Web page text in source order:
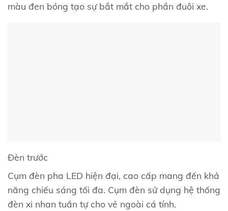
màu đen bóng tạo sự bắt mắt cho phần đuôi xe.
Đèn trước
Cụm đèn pha LED hiện đại, cao cấp mang đến khả
năng chiếu sáng tối đa. Cụm đèn sử dụng hệ thống
đèn xi nhan tuần tự cho vẻ ngoài cá tính.